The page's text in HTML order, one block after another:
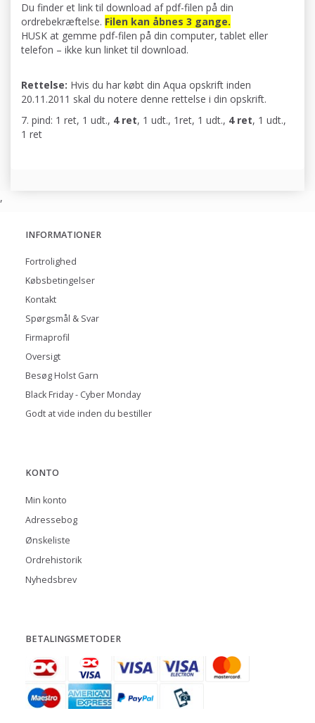
Du finder et link til download af pdf-filen på din
ordrebekræftelse. Filen kan åbnes 3 gange.
HUSK at gemme pdf-filen på din computer, tablet eller
telefon – ikke kun linket til download.
Rettelse: Hvis du har købt din Aqua opskrift inden
20.11.2011 skal du notere denne rettelse i din opskrift.
7. pind: 1 ret, 1 udt., 4 ret, 1 udt., 1ret, 1 udt., 4 ret, 1 udt.,
1 ret
,
INFORMATIONER
Fortrolighed
Købsbetingelser
Kontakt
Spørgsmål & Svar
Firmaprofil
Oversigt
Besøg Holst Garn
Black Friday - Cyber Monday
Godt at vide inden du bestiller
KONTO
Min konto
Adressebog
Ønskeliste
Ordrehistorik
Nyhedsbrev
BETALINGSMETODER